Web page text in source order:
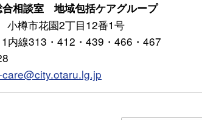
相談室 地域包括ケアグループ
樽市花園2丁目12番1号
内線313・412・439・466・467